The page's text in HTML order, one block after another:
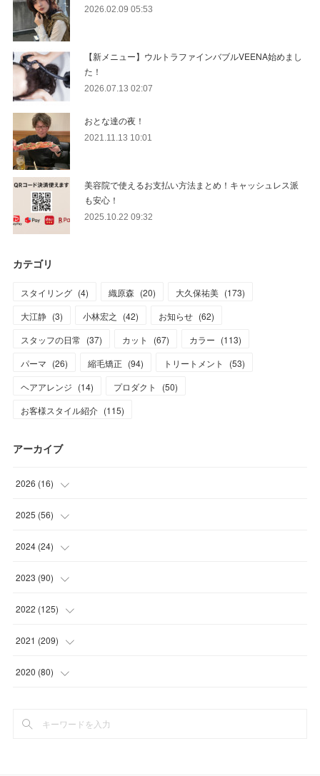
2026.02.09 05:53
【新メニュー】ウルトラファインバブルVEENA始めまし
た！
2026.07.13 02:07
おとな達の夜！
2021.11.13 10:01
美容院で使えるお支払い方法まとめ！キャッシュレス派
も安心！
2025.10.22 09:32
カテゴリ
スタイリング (4) 織原森 (20) 大久保祐美 (173)
大江静 (3) 小林宏之 (42) お知らせ (62)
スタッフの日常 (37) カット (67) カラー (113)
パーマ (26) 縮毛矯正 (94) トリートメント (53)
ヘアアレンジ (14) プロダクト (50)
お客様スタイル紹介 (115)
アーカイブ
2026 (16)
(1
(1
(7
(7)
2025 (56)
(5
(11 )
(17
(15
2024 (24)
(1
(1)
(2)
(9
2023 (90)
(12
(17
(16
(1)
2022 (125)
(8)
(11 )
(15
2021 (209)
(9
(
2020 (80)
(